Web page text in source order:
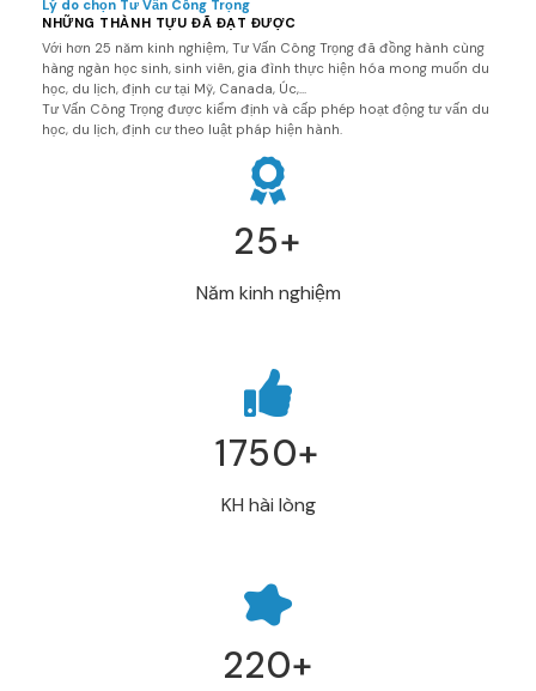
Lý do chọn Tư Vấn Công Trọng
NHỮNG THÀNH TỰU ĐÃ ĐẠT ĐƯỢC
Với hơn 25 năm kinh nghiệm, Tư Vấn Công Trọng đã đồng hành cùng
hàng ngàn học sinh, sinh viên, gia đình thực hiện hóa mong muốn du
học, du lịch, định cư tại Mỹ, Canada, Úc,...
Tư Vấn Công Trọng được kiểm định và cấp phép hoạt động tư vấn du
học, du lịch, định cư theo luật pháp hiện hành.
25+
Năm kinh nghiệm
1750+
KH hài lòng
220+